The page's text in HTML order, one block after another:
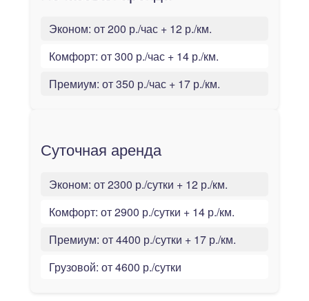
Эконом: от 200 р./час + 12 р./км.
Комфорт: от 300 р./час + 14 р./км.
Премиум: от 350 р./час + 17 р./км.
Суточная аренда
Эконом: от 2300 р./сутки + 12 р./км.
Комфорт: от 2900 р./сутки + 14 р./км.
Премиум: от 4400 р./сутки + 17 р./км.
Грузовой: от 4600 р./сутки